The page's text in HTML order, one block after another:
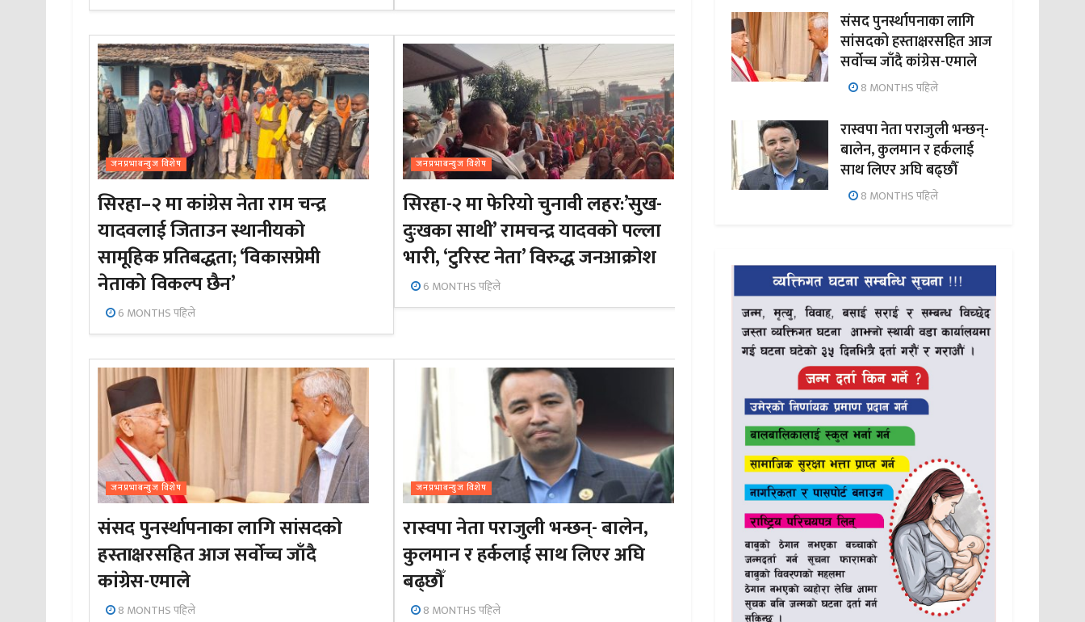
जनप्रभाबन्युज विशेष
सिरहा–२ मा कांग्रेस नेता राम चन्द्र
यादवलाई जिताउन स्थानीयको
सामूहिक प्रतिबद्धता; ‘विकासप्रेमी
नेताको विकल्प छैन’
6 MONTHS पहिले
जनप्रभाबन्युज विशेष
सिरहा-२ मा फेरियो चुनावी लहर:’सुख-
दुःखका साथी’ रामचन्द्र यादवको पल्ला
भारी, ‘टुरिस्ट नेता’ विरुद्ध जनआक्रोश
6 MONTHS पहिले
जनप्रभाबन्युज विशेष
संसद पुनर्स्थापनाका लागि सांसदको
हस्ताक्षरसहित आज सर्वोच्च जाँदै
कांग्रेस-एमाले
8 MONTHS पहिले
जनप्रभाबन्युज विशेष
रास्वपा नेता पराजुली भन्छन्- बालेन,
कुलमान र हर्कलाई साथ लिएर अघि
बढ्छौँ
8 MONTHS पहिले
संसद पुनर्स्थापनाका लागि
सांसदको हस्ताक्षरसहित आज
सर्वोच्च जाँदै कांग्रेस-एमाले
8 MONTHS पहिले
रास्वपा नेता पराजुली भन्छन्-
बालेन, कुलमान र हर्कलाई
साथ लिएर अघि बढ्छौँ
8 MONTHS पहिले